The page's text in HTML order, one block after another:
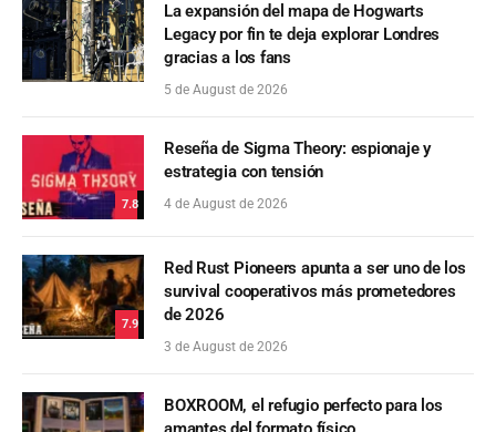
La expansión del mapa de Hogwarts
Legacy por fin te deja explorar Londres
gracias a los fans
5 de August de 2026
7.8
Reseña de Sigma Theory: espionaje y
estrategia con tensión
4 de August de 2026
7.9
Red Rust Pioneers apunta a ser uno de los
survival cooperativos más prometedores
de 2026
3 de August de 2026
BOXROOM, el refugio perfecto para los